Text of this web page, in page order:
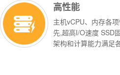
高性能
主机vCPU、内存各
先,超高I/O速度 SSD
架构和计算能力满足